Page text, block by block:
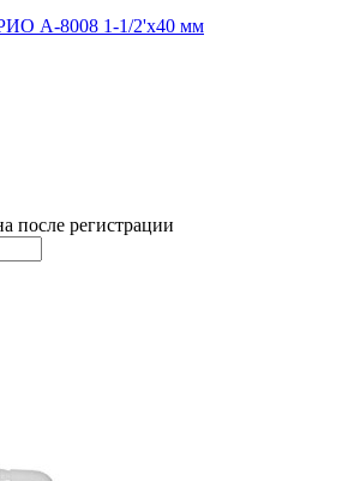
А-8008 1-1/2'х40 мм
после регистрации